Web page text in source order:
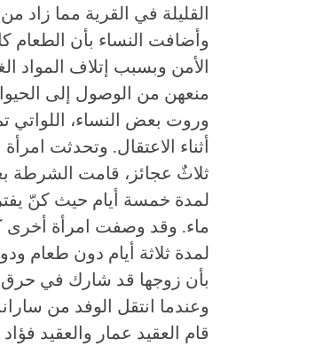
القليلة في القرية مما زاد
وأضافت النساء بأن
الأمن وبسبب إتلاف المواد
منعهن من الوصول إلى
وروت بعض النساء، اللواتي
ثلاثٌ عجائز، قامت
لمدة خمسة أيام حيث كنّ
ماء. وقد وصفت امرأة أخرى
لمدة ثلاثة أيام دون طعام
بأن زوجها قد شارك في حرق
قام العقيد عمار والعقيد